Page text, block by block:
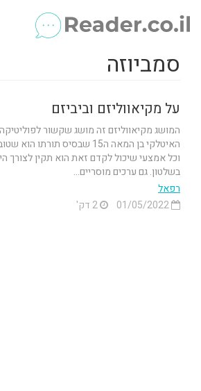
סמביוזה
על מקיאווליזם וביביזם
המושג מקיאווליזם זה מושג שקשור
האיטלקי בן המאה ה15 שבסיס
וכל אמצעי שיכול לקדם זאת הוא תקין לצורך
בשלטון. גם ערכים מוסריים...
רפאל